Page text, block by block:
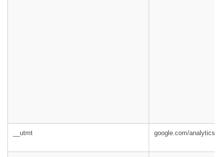
__utmt google.com/analytics/